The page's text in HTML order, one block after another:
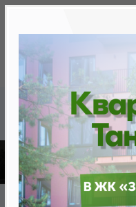
Скидки на
Главная База